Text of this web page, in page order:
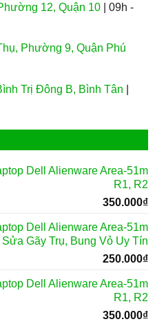
12, Quận 10| 09h -
Phường 9, Quận Phú
Trị Đông B, Bình Tân
Dell Alienware Area-51m
R1, R2
350.000₫
Dell Alienware Area-51m
Sửa Gãy Trụ, Bung Vỏ Uy Tín
250.000₫
Dell Alienware Area-51m
R1, R2
350.000₫